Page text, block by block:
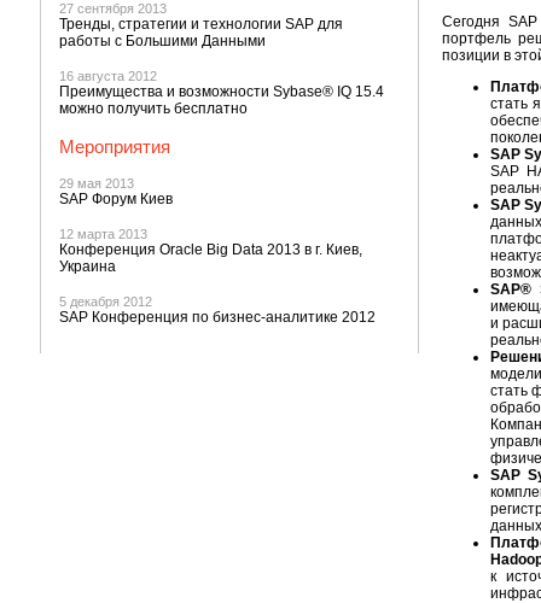
27 сентября 2013
Тренды, стратегии и технологии SAP для
работы с Большими Данными
16 августа 2012
Преимущества и возможности Sybase® IQ 15.4
можно получить бесплатно
Мероприятия
29 мая 2013
SAP Форум Киев
12 марта 2013
Конференция Oracle Big Data 2013 в г. Киев,
Украина
5 декабря 2012
SAP Конференция по бизнес-аналитике 2012
Сегодня
портфель
позиции в
стать
SAP
SAP
SAP
SAP®
и
стать
SAP
к